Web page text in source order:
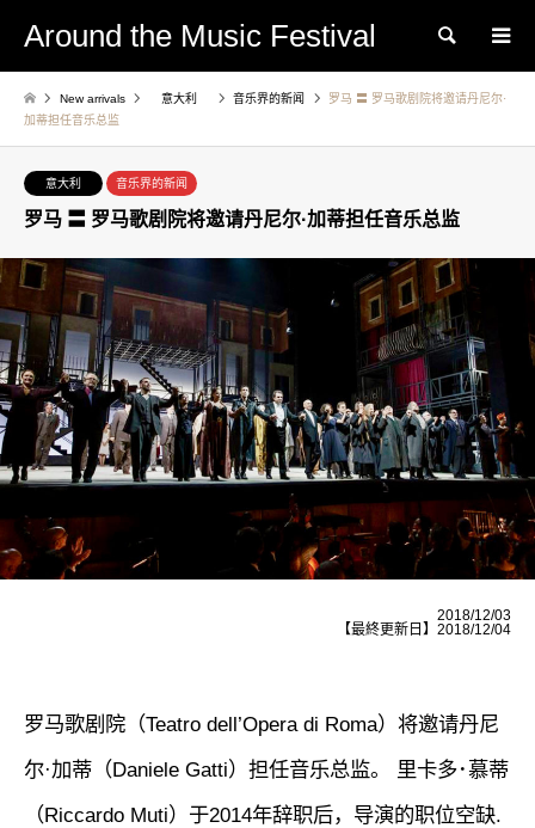
Around the Music Festival Search
New arrivals 意大利 音乐界的新闻
罗马 〓 罗马歌剧院将邀请丹尼尔·
加蒂担任音乐总监
意大利 音乐界的新闻
罗马 〓 罗马歌剧院将邀请丹尼尔·加蒂担任音乐总监
2018/12/03
【最終更新日】2018/12/04
罗马歌剧院（Teatro dell’Opera di Roma）将邀请丹尼
尔·加蒂（Daniele Gatti）担任音乐总监。 里卡多･慕蒂
（Riccardo Muti）于2014年辞职后，导演的职位空缺.